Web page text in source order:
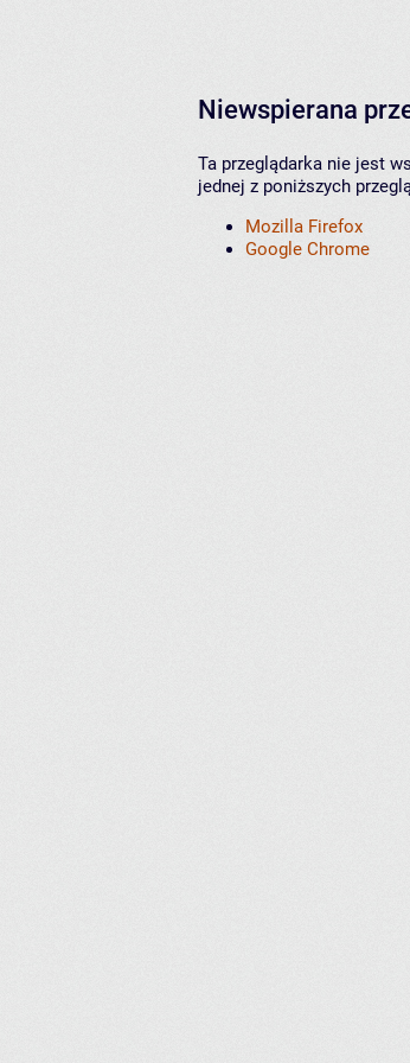
Niewspierana
Ta przeglądarka nie jest
jednej z poniższych
Mozilla Firefox
Google Chrome